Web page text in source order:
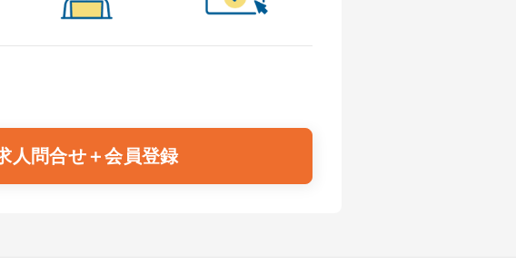
人問合せ＋会員登録